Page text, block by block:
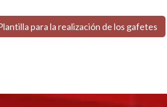
para la realización de los gafetes